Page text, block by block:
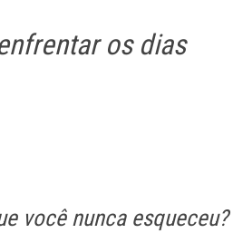
os dias
você nunca esqueceu?